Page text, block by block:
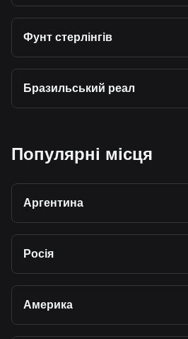
Фунт стерлінгів
Бразильський реал
Популярні місця
Аргентина
Росія
Америка